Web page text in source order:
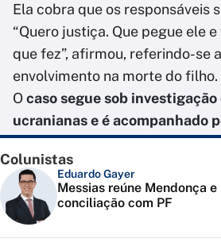
Ela cobra que os responsáveis
“Quero justiça. Que pegue ele
que fez”, afirmou, referindo-se
envolvimento na morte do filho.
Ocaso segue sob
ucranianas e é acompanhado
Colunistas
Eduardo Gayer
Messias reúne Mendonça
conciliação com PF